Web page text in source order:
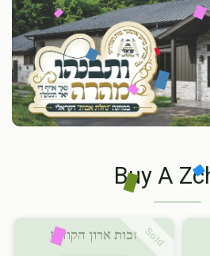
Buy A
Sold זכות ארון הקודש